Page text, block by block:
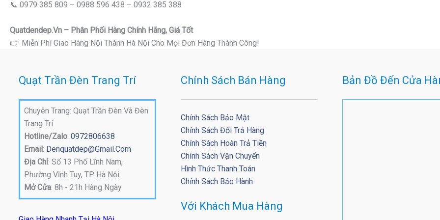
📞 0979 385 809 – 0988 596 438 – 0932 385 388
Quatdendep.vn – Phân Phối Hàng Chính Hãng, Giá Tốt
👉 Miễn Phí Giao Hàng Nội Thành Hà Nội Cho Mọi Đơn Hàng Thành Công!
Quạt Trần Đèn Trang Trí
Chuyên Trang: Quạt Trần Đèn Và Đèn
Trang Trí
Hotline/Zalo: 0972806638
Email: Denquatdep@gmail.com
Địa Chỉ: Số 13 Phố Lĩnh Nam,
Phường Vĩnh Tuy, TP Hà Nội.
Mở Cửa: 8h - 21h Hàng Ngày
Chính Sách Bán Hàng
Chính Sách Bảo Mật
Chính Sách Đổi Trả Hàng
Chính Sách Hoàn Trả Tiền
Chính Sách Vận Chuyển
Hình Thức Thanh Toán
Chính Sách Bảo Hành
Với Khách Mua Hàng
Bản Đồ Đến Cửa